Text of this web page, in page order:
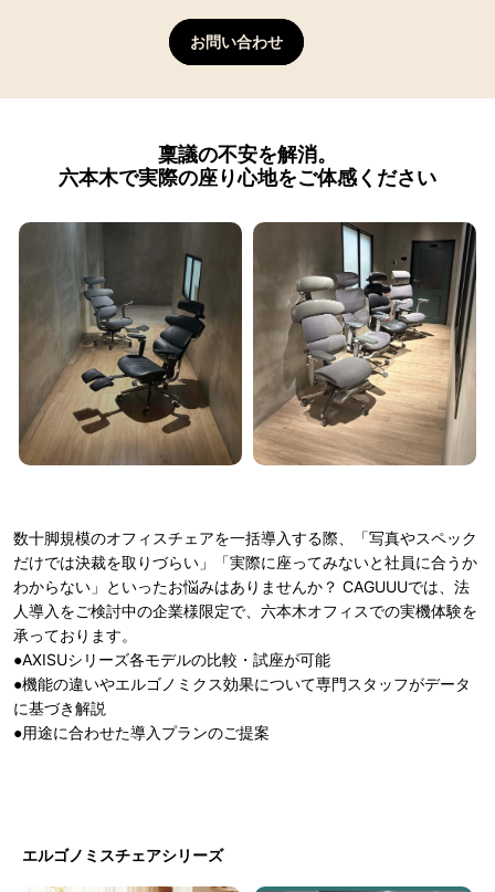
お問い合わせ
稟議の不安を解消。
六本木で実際の座り心地をご体感ください
数十脚規模のオフィスチェアを一括導入する際、「写真やスペック
だけでは決裁を取りづらい」「実際に座ってみないと社員に合うか
わからない」といったお悩みはありませんか？ CAGUUUでは、法
人導入をご検討中の企業様限定で、六本木オフィスでの実機体験を
承っております。
●AXISUシリーズ各モデルの比較・試座が可能
●機能の違いやエルゴノミクス効果について専門スタッフがデータ
に基づき解説
●用途に合わせた導入プランのご提案
エルゴノミスチェアシリーズ